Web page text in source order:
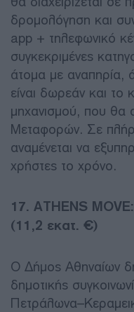
δρομολόγηση και
app + τηλεφωνικό
συγκεκριμένες
άτομα με
είναι δωρεάν και
μηχανισμού, που θα
Μεταφορών. Σε
αναμένεται να
χρήστες το χρόνο.
17. ΑΤΗΕΝS MOVE:
(11,2 εκατ. €)
Ο Δήμος Αθηναίων
δημοτικής